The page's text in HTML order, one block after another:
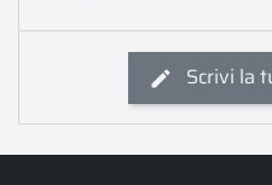
Scrivi la